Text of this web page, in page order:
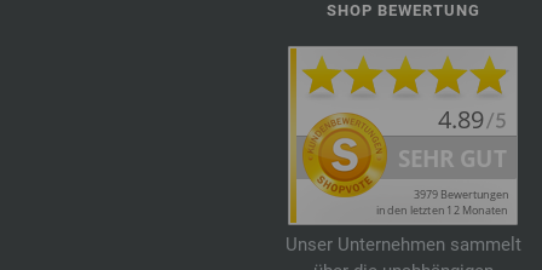
SHOP BEWERTUNG
Unser Unternehmen sammelt